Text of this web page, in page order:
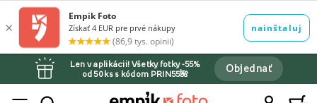
Len v aplikácii! Všetky fotky -55%
od 50 ks s kódom PRIN55🌺
Objednať